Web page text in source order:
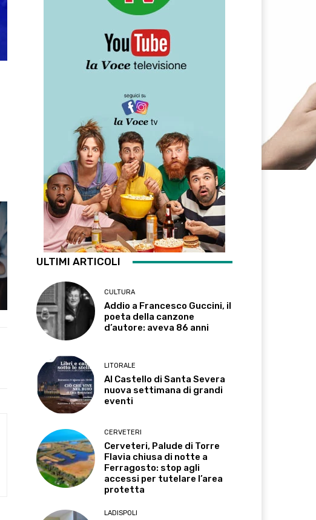
ULTIMI ARTICOLI
CULTURA
Addio a Francesco Guccini, il
poeta della canzone
d’autore: aveva 86 anni
LITORALE
Al Castello di Santa Severa
nuova settimana di grandi
eventi
CERVETERI
Cerveteri, Palude di Torre
Flavia chiusa di notte a
Ferragosto: stop agli
accessi per tutelare l’area
protetta
LADISPOLI